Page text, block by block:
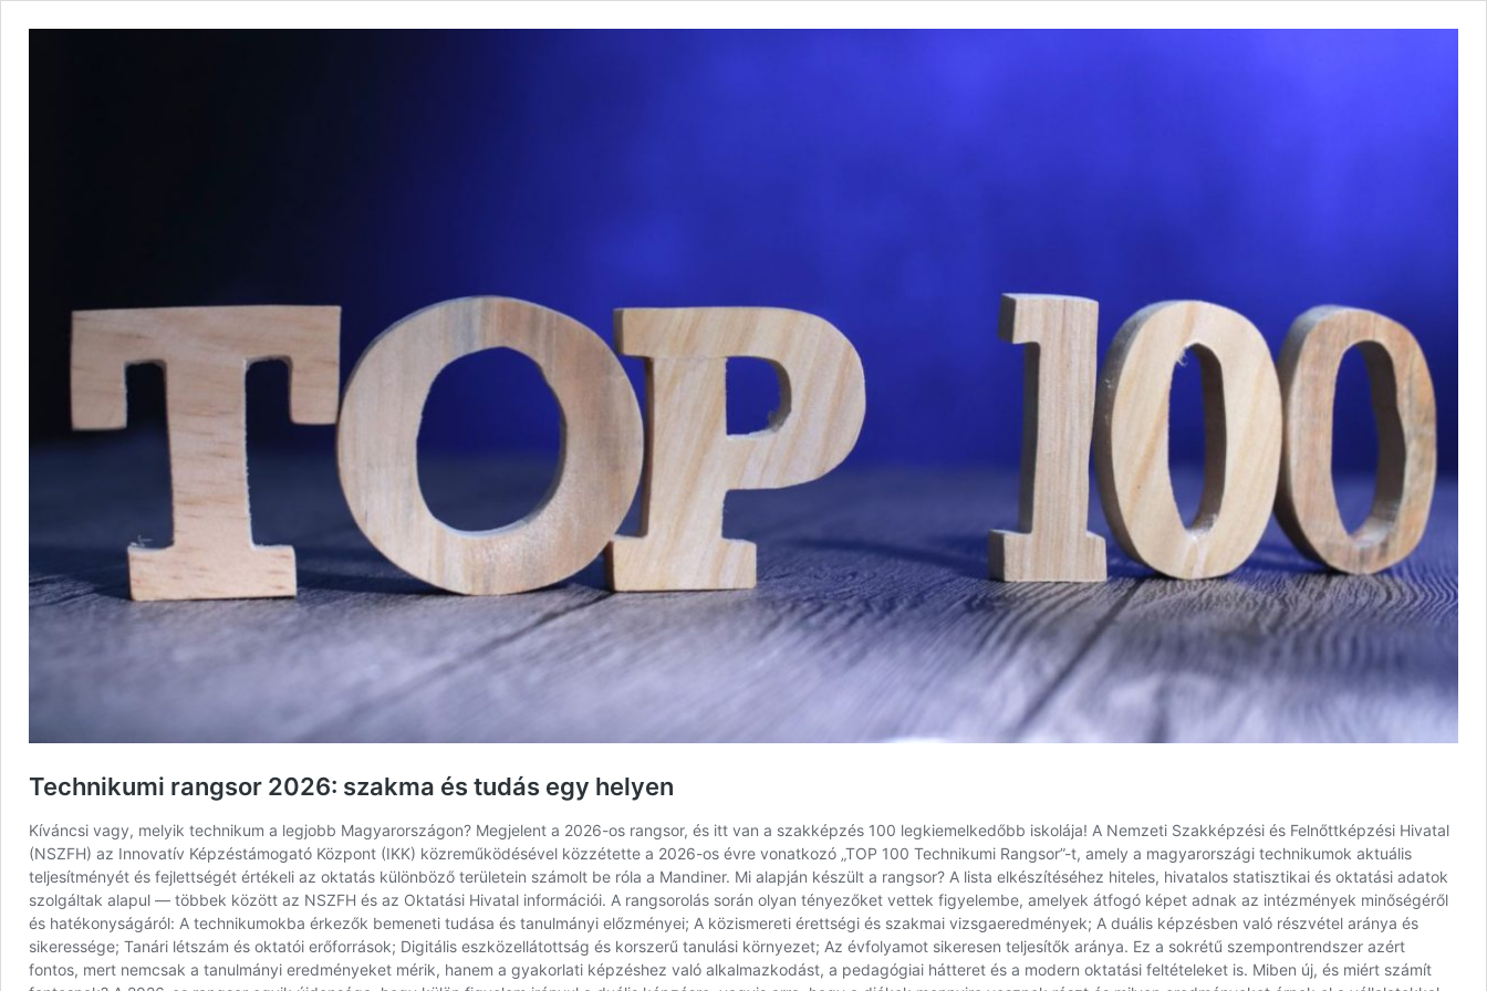
Technikumi rangsor 2026: szakma és tudás egy helyen
Kíváncsi vagy, melyik technikum a legjobb Magyarországon? Megjelent a 2026-os rangsor, és itt van a szakképzés 100 legkiemelkedőbb iskolája! A Nemzeti Szakképzési és Felnőttképzési Hivatal
(NSZFH) az Innovatív Képzéstámogató Központ (IKK) közreműködésével közzétette a 2026-os évre vonatkozó „TOP 100 Technikumi Rangsor”-t, amely a magyarországi technikumok aktuális
teljesítményét és fejlettségét értékeli az oktatás különböző területein számolt be róla a Mandiner. Mi alapján készült a rangsor? A lista elkészítéséhez hiteles, hivatalos statisztikai és oktatási adatok
szolgáltak alapul — többek között az NSZFH és az Oktatási Hivatal információi. A rangsorolás során olyan tényezőket vettek figyelembe, amelyek átfogó képet adnak az intézmények minőségéről
és hatékonyságáról: A technikumokba érkezők bemeneti tudása és tanulmányi előzményei; A közismereti érettségi és szakmai vizsgaeredmények; A duális képzésben való részvétel aránya és
sikeressége; Tanári létszám és oktatói erőforrások; Digitális eszközellátottság és korszerű tanulási környezet; Az évfolyamot sikeresen teljesítők aránya. Ez a sokrétű szempontrendszer azért
fontos, mert nemcsak a tanulmányi eredményeket mérik, hanem a gyakorlati képzéshez való alkalmazkodást, a pedagógiai hátteret és a modern oktatási feltételeket is. Miben új, és miért számít